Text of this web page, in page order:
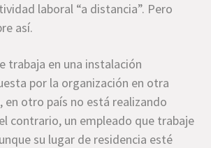
laboral “a distancia”. Pero
así.
trabaja en una instalación
por la organización en otra
en otro país no está realizando
contrario, un empleado que trabaje
su lugar de residencia esté